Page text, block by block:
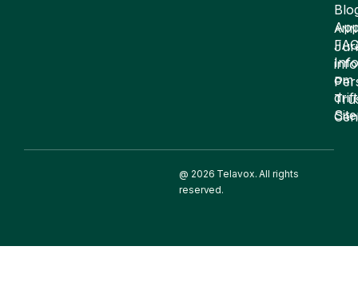
om
drift
@ 2026 Telavox. All rights
reserved.